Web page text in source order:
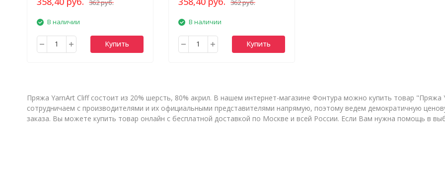
362 руб.
В наличии
Купить
362 руб.
В наличии
Купить
Пряжа YarnArt Cliff состоит из 20% шерсть, 80% акрил. В нашем интернет-магазине Фонтура можно купить товар
сотрудничаем с производителями и их официальными представителями напрямую, поэтому ведем демократичную
заказа. Вы можете купить товар онлайн с бесплатной доставкой по Москве и всей России. Если Вам нужна помощь в